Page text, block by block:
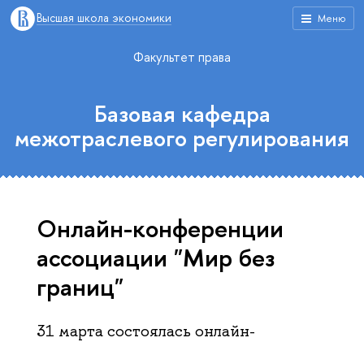
Меню
Высшая школа экономики
Факультет права
Базовая кафедра
межотраслевого регулирования
Онлайн-конференции
ассоциации "Мир без
границ"
31 марта состоялась онлайн-